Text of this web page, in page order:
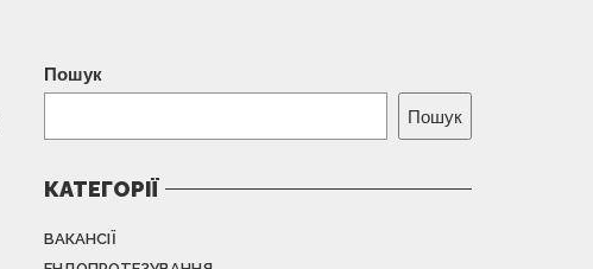
Пошук
Пошук
КАТЕГОРІЇ
ВАКАНСІЇ